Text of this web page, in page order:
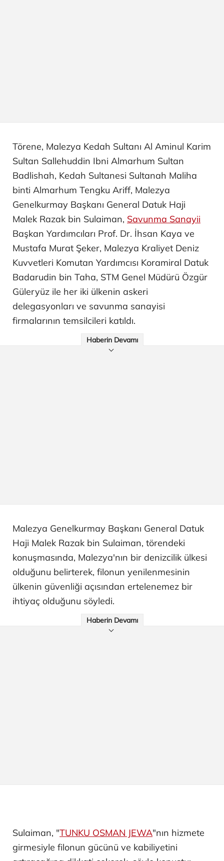
Törene, Malezya Kedah Sultanı Al Aminul Karim
Sultan Sallehuddin Ibni Almarhum Sultan
Badlishah, Kedah Sultanesi Sultanah Maliha
binti Almarhum Tengku Ariff, Malezya
Genelkurmay Başkanı General Datuk Haji
Malek Razak bin Sulaiman, Savunma Sanayii
Başkan Yardımcıları Prof. Dr. İhsan Kaya ve
Mustafa Murat Şeker, Malezya Kraliyet Deniz
Kuvvetleri Komutan Yardımcısı Koramiral Datuk
Badarudin bin Taha, STM Genel Müdürü Özgür
Güleryüz ile her iki ülkenin askeri
delegasyonları ve savunma sanayisi
firmalarının temsilcileri katıldı.
Haberin Devamı
Malezya Genelkurmay Başkanı General Datuk
Haji Malek Razak bin Sulaiman, törendeki
konuşmasında, Malezya'nın bir denizcilik ülkesi
olduğunu belirterek, filonun yenilenmesinin
ülkenin güvenliği açısından ertelenemez bir
ihtiyaç olduğunu söyledi.
Haberin Devamı
Sulaiman, "TUNKU OSMAN JEWA"nın hizmete
girmesiyle filonun gücünü ve kabiliyetini